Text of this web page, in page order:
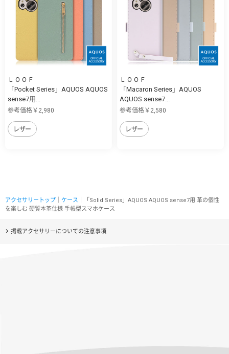
ＬＯＯＦ
「Pocket Series」AQUOS AQUOS
sense7用...
参考価格￥2,980
レザー
ＬＯＯＦ
「Macaron Series」AQUOS
AQUOS sense7...
参考価格￥2,580
レザー
アクセサリートップ ケース ｜「Solid Series」AQUOS AQUOS sense7用 革の個性
を楽しむ 硬質本革仕様 手帳型スマホケース
掲載アクセサリーについての注意事項